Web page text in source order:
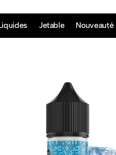
Jetable Nouveauté